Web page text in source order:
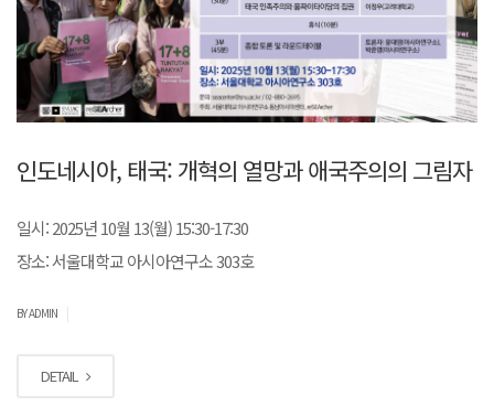
인도네시아, 태국: 개혁의 열망과 애국주의의 그림자
일시: 2025년 10월 13(월) 15:30-17:30
장소: 서울대학교 아시아연구소 303호
BY ADMIN
DETAIL